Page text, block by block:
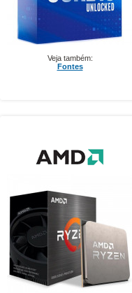
Veja também:
Fontes